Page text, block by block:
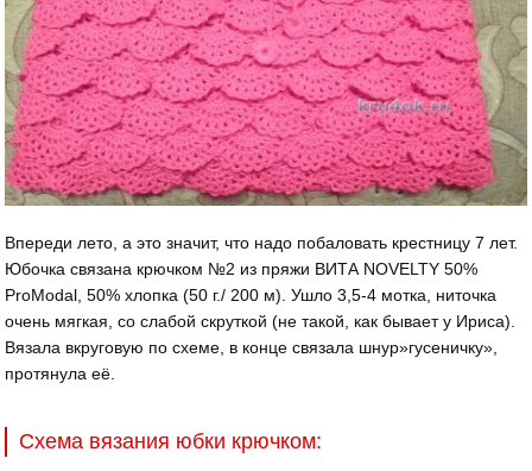
Впереди лето, а это значит, что надо побаловать крестницу 7 лет.
Юбочка связана крючком №2 из пряжи ВИТА NOVELTY 50%
ProModal, 50% хлопка (50 г./ 200 м). Ушло 3,5-4 мотка, ниточка
очень мягкая, со слабой скруткой (не такой, как бывает у Ириса).
Вязала вкруговую по схеме, в конце связала шнур»гусеничку»,
протянула её.
Схема вязания юбки крючком: